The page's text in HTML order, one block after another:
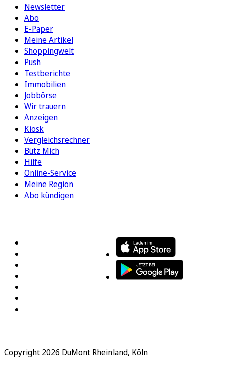
Newsletter
Abo
E-Paper
Meine Artikel
Shoppingwelt
Push
Testberichte
Immobilien
Jobbörse
Wir trauern
Anzeigen
Kiosk
Vergleichsrechner
Bütz Mich
Hilfe
Online-Service
Meine Region
Abo kündigen
Copyright 2026 DuMont Rheinland, Köln